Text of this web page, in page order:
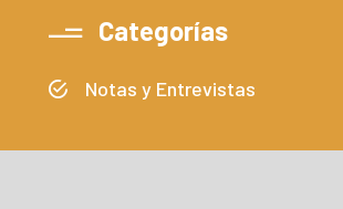
Categorías
Notas y Entrevistas